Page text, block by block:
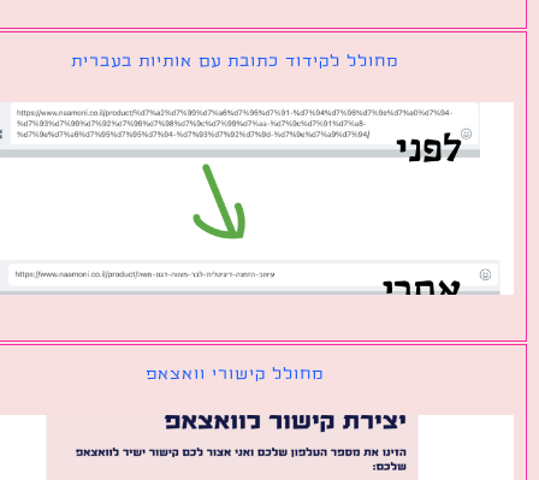
מחולל לקידוד כתובת עם אותיות בעברית
מחולל קישורי וואצאפ